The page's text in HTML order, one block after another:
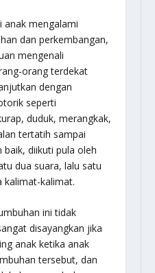
anak mengalami
dan perkembangan,
mengenali
orang terdekat
dengan
seperti
duduk, merangkak,
tertatih sampai
baik, diikuti pula oleh
dua suara, lalu satu
kalimat-kalimat.
ini tidak
disayangkan jika
anak ketika anak
tersebut, dan